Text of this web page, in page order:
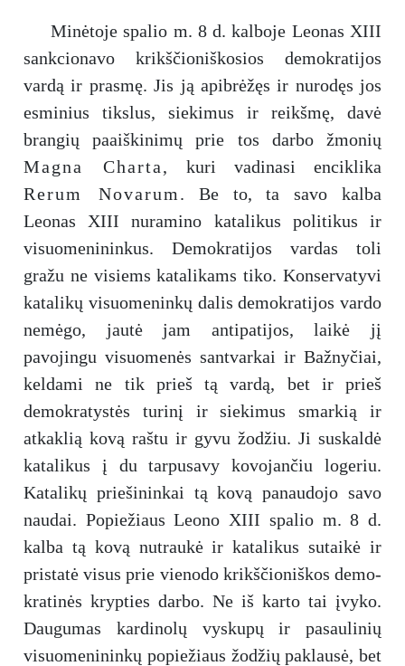
Minėtoje spalio m. 8 d. kalboje Leonas XIII
sankcionavo krikščioniškosios demokratijos
vardą ir prasmę. Jis ją apibrėžęs ir nurodęs jos
esminius tikslus, siekimus ir reikšmę, davė
brangių paaiškinimų prie tos darbo žmonių
Magna Charta, kuri vadinasi enciklika
Rerum Novarum . Be to, ta savo kalba
Leonas XIII nuramino katalikus politikus ir
visuomenininkus. Demokratijos vardas toli
gražu ne visiems katalikams tiko. Konservatyvi
katalikų visuomeninkų dalis demokratijos vardo
nemėgo, jautė jam antipatijos, laikė jį
pavojingu visuomenės santvarkai ir Bažnyčiai,
keldami ne tik prieš tą vardą, bet ir prieš
demokratystės turinį ir siekimus smarkią ir
atkaklią kovą raštu ir gyvu žodžiu. Ji suskaldė
katalikus į du tarpusavy kovojančiu logeriu.
Katalikų priešininkai tą kovą panaudojo savo
naudai. Popiežiaus Leono XIII spalio m. 8 d.
kalba tą kovą nutraukė ir katalikus sutaikė ir
pristatė visus prie vienodo krikščioniškos demo-
kratinės krypties darbo. Ne iš karto tai įvyko.
Daugumas kardinolų vyskupų ir pasaulinių
visuomenininkų popiežiaus žodžių paklausė, bet